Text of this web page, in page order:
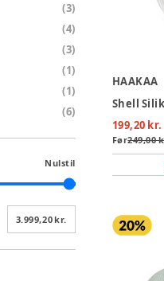
(3)
(4)
(3)
(1)
(1)
(6)
Nulstil
3.999,20 kr.
HAAKAA
199,20 kr.
Før249,00